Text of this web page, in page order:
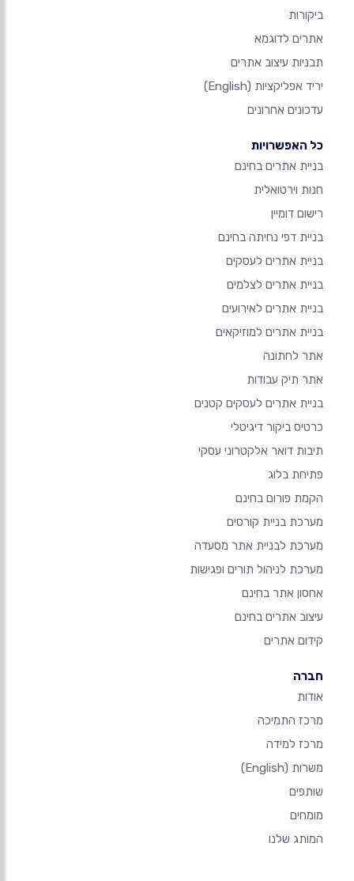
ביקורות
אתרים לדוגמא
תבניות עיצוב אתרים
יריד אפליקציות (English)
עדכונים אחרונים
כל האפשרויות
בניית אתרים בחינם
חנות וירטואלית
רישום דומיין
בניית דפי נחיתה בחינם
בניית אתרים לעסקים
בניית אתרים לצלמים
בניית אתרים לאירועים
בניית אתרים למוזיקאים
אתר לחתונה
אתר תיק עבודות
בניית אתרים לעסקים קטנים
כרטיס ביקור דיגיטלי
תיבות דואר אלקטרוני עסקי
פתיחת בלוג
הקמת פורום בחינם
מערכת בניית קורסים
מערכת לבניית אתר מסעדה
מערכת לניהול תורים ופגישות
אחסון אתר בחינם
עיצוב אתרים בחינם
קידום אתרים
חברה
אודות
מרכז התמיכה
מרכז למידה
משרות (English)
שותפים
מומחים
המותג שלנו